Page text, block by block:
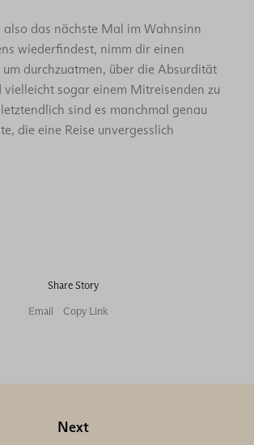
also das nächste Mal im Wahnsinn
wiederfindest, nimm dir einen
durchzuatmen, über die Absurdität
vielleicht sogar einem Mitreisenden zu
sind es manchmal genau
die eine Reise unvergesslich
Share Story
Email
Copy Link
Next